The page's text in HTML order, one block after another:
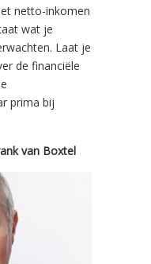
netto-inkomen
wat je
Laat je
de financiële
prima bij
van Boxtel